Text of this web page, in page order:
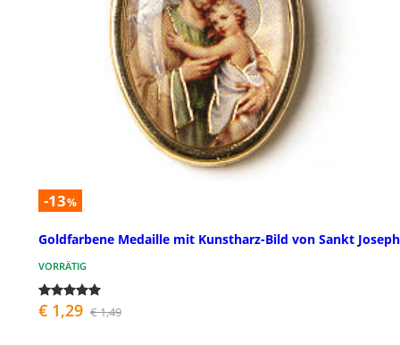
-13%
Goldfarbene Medaille mit Kunstharz-Bild von Sankt Joseph
VORRÄTIG
€ 1,29 € 1,49